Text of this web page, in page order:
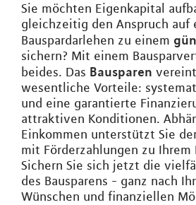
Sie möchten Eigenkapital
gleichzeitig den Anspruch auf
Bauspardarlehen zu einem
sichern? Mit einem
beides. Das Bausparen
wesentliche Vorteile:
und eine garantierte
attraktiven Konditionen.
Einkommen unterstützt Sie
mit Förderzahlungen zu Ihrem
Sichern Sie sich jetzt die
des Bausparens - ganz nach
Wünschen und finanziellen